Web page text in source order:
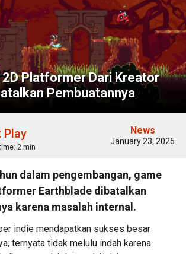
Platformer Dari Kreator
Pembuatannya
Play
2 min
News
January 23, 2025
dalam pengembangan, game
Earthblade dibatalkan
karena masalah internal.
indie mendapatkan sukses besar
ternyata tidak melulu indah karena